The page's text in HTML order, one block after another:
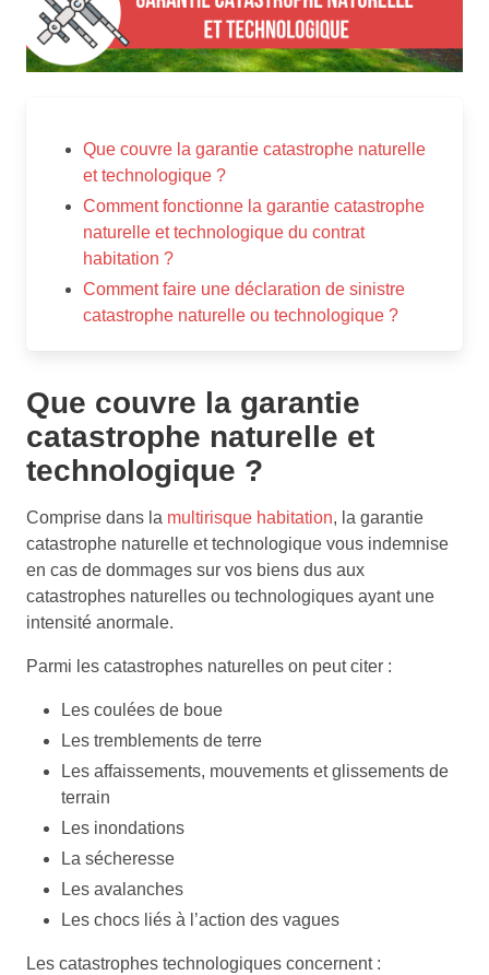
Que couvre la garantie catastrophe naturelle
et technologique ?
Comment fonctionne la garantie catastrophe
naturelle et technologique du contrat
habitation ?
Comment faire une déclaration de sinistre
catastrophe naturelle ou technologique ?
Que couvre la garantie
catastrophe naturelle et
technologique ?
Comprise dans la multirisque habitation, la garantie
catastrophe naturelle et technologique vous indemnise
en cas de dommages sur vos biens dus aux
catastrophes naturelles ou technologiques ayant une
intensité anormale.
Parmi les catastrophes naturelles on peut citer :
Les coulées de boue
Les tremblements de terre
Les affaissements, mouvements et glissements de
terrain
Les inondations
La sécheresse
Les avalanches
Les chocs liés à l’action des vagues
Les catastrophes technologiques concernent :